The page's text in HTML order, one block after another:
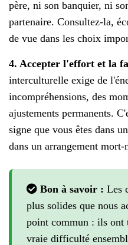
père, ni son banquier, ni
partenaire. Consultez-la,
de vue dans les choix
4. Accepter l'effort et la
interculturelle exige de
incompréhensions, des
ajustements permanents.
signe que vous êtes dans
dans un arrangement mort-
Bon à savoir : Les
plus solides que nous
point commun : ils ont
vraie difficulté